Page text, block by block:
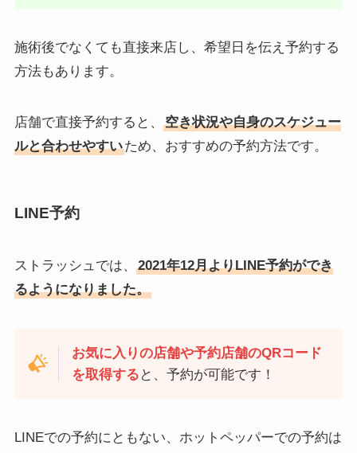
施術後でなくても直接来店し、希望日を伝え予約する
方法もあります。
店舗で直接予約すると、
空き状況や自身のスケジュー
ルと合わせやすいため、おすすめの予約方法です。
LINE予約
ストラッシュでは、
2021年12月よりLINE予約ができ
るようになりました。
お気に入りの店舗や予約店舗のQRコード
を取得する と、予約が可能です！
LINEでの予約にともない、ホットペッパーでの予約は